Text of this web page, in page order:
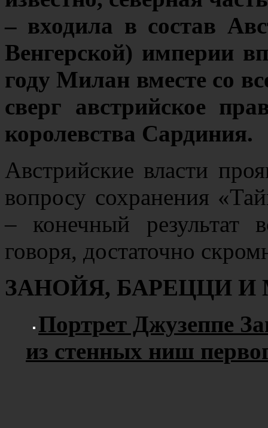
– входила в состав
Венгерской) империи
году Милан вместе со
сверг австрийское
королевства Сардиния.
Австрийские власти
вопросу сохранения
– конечный результат
говоря, достаточно
ЗАНОЙЯ, БАРЕЦЦИ И
Портрет Джузеппе
из стенных ниш